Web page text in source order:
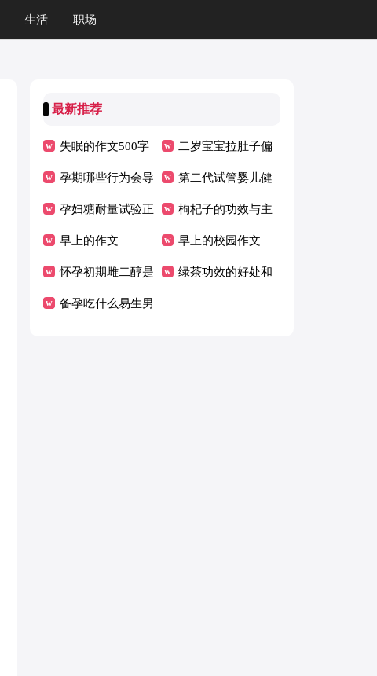
生活 职场
最新推荐
失眠的作文500字 二岁宝宝拉肚子偏
方
孕期哪些行为会导
致孕妇脑瘫
第二代试管婴儿健
康吗
孕妇糖耐量试验正
常值
枸杞子的功效与主
治
早上的作文 早上的校园作文
怀孕初期雌二醇是
多少
绿茶功效的好处和
备孕吃什么易生男